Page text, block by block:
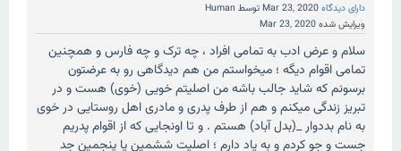
دارای دیدگاهMar 23, 2020توسط Human
ویرایش شدهMar 23, 2020
سلام و عرض ادب به تمامی افراد ، چه ترک و چه فارس و همچنین
تمامی اقوام دیگه ؛ میخواستم من هم دیدگاهی رو به عرضتون
برسونم که شاید جالب باشه من اصلیتم خویی (خوی) هست و در
تبریز زندگی میکنم و هم از طرف پدری و مادری اهل روستایی در خوی
به نام بددوار _(بدل آباد) هستم . و تا اونجایی که از اقوام پدریم
جست و جو کردم و به یاد دارم ؛ اصلیت ششمین یا پنجمین جد